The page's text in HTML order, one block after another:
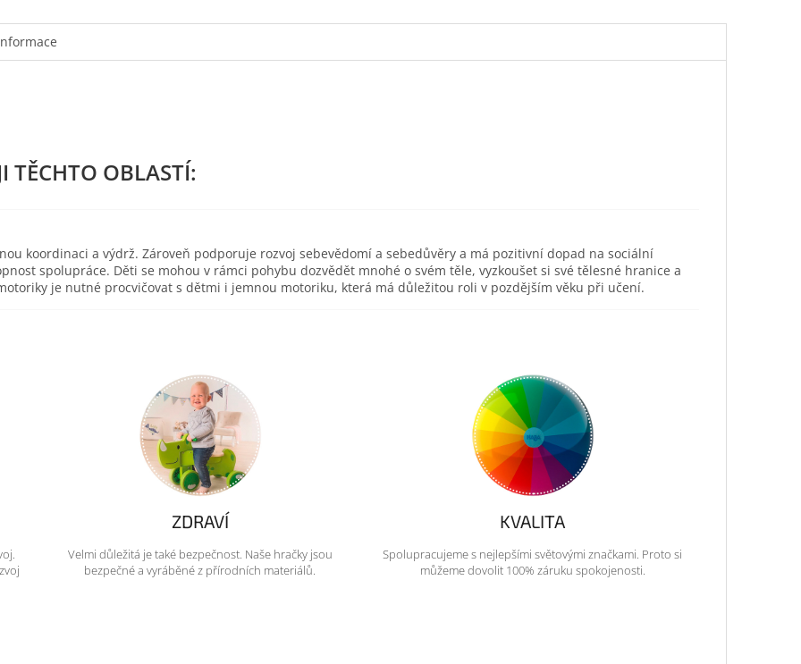
koordinaci a výdrž. Zároveň podporuje rozvoj sebevědomí a sebedůvěry a má pozitivní dopad na sociální
spolupráce. Děti se mohou v rámci pohybu dozvědět mnohé o svém těle, vyzkoušet si své tělesné hranice a
je nutné procvičovat s dětmi i jemnou motoriku, která má důležitou roli v pozdějším věku při učení.
ZDRAVÍ
Velmi důležitá je také bezpečnost. Naše hračky jsou
bezpečné a vyráběné z přírodních materiálů.
KVALITA
Spolupracujeme s nejlepšími světovými značkami. Proto si
můžeme dovolit 100% záruku spokojenosti.